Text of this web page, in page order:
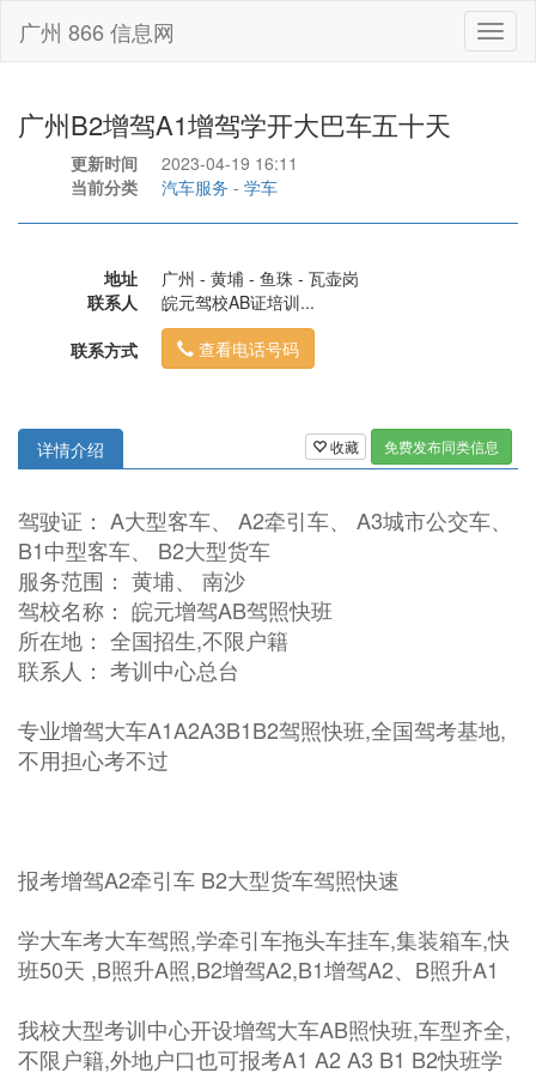
广州 866 信息网
广州B2增驾A1增驾学开大巴车五十天
更新时间
2023-04-19 16:11
当前分类
汽车服务 - 学车
地址
广州 - 黄埔 - 鱼珠 - 瓦壶岗
联系人
皖元驾校AB证培训...
联系方式
查看电话号码
收藏 免费发布同类信息
详情介绍
驾驶证： A大型客车、 A2牵引车、 A3城市公交车、
B1中型客车、 B2大型货车
服务范围： 黄埔、 南沙
驾校名称： 皖元增驾AB驾照快班
所在地： 全国招生,不限户籍
联系人： 考训中心总台
专业增驾大车A1A2A3B1B2驾照快班,全国驾考基地,
不用担心考不过
报考增驾A2牵引车 B2大型货车驾照快速
学大车考大车驾照,学牵引车拖头车挂车,集装箱车,快
班50天 ,B照升A照,B2增驾A2,B1增驾A2、B照升A1
我校大型考训中心开设增驾大车AB照快班,车型齐全,
不限户籍,外地户口也可报考A1 A2 A3 B1 B2快班学